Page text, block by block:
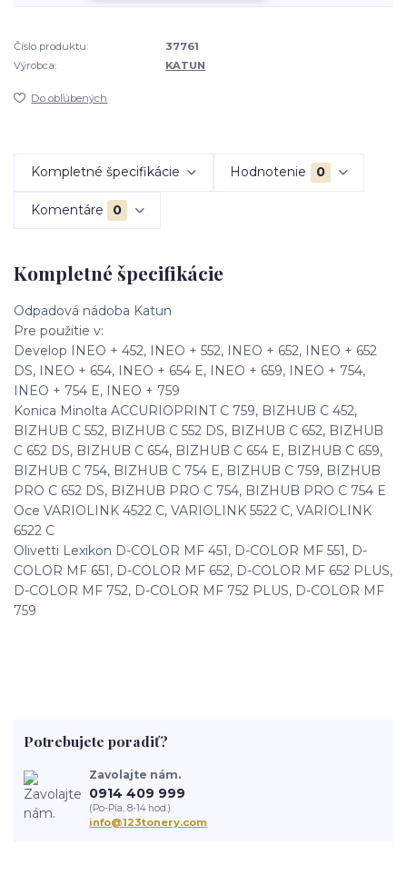
Číslo produktu:
37761
Výrobca:
KATUN
Do obľúbených
Kompletné špecifikácie Hodnotenie 0
Komentáre 0
Kompletné špecifikácie
Odpadová nádoba Katun
Pre použitie v:
Develop INEO + 452, INEO + 552, INEO + 652, INEO + 652
DS, INEO + 654, INEO + 654 E, INEO + 659, INEO + 754,
INEO + 754 E, INEO + 759
Konica Minolta ACCURIOPRINT C 759, BIZHUB C 452,
BIZHUB C 552, BIZHUB C 552 DS, BIZHUB C 652, BIZHUB
C 652 DS, BIZHUB C 654, BIZHUB C 654 E, BIZHUB C 659,
BIZHUB C 754, BIZHUB C 754 E, BIZHUB C 759, BIZHUB
PRO C 652 DS, BIZHUB PRO C 754, BIZHUB PRO C 754 E
Oce VARIOLINK 4522 C, VARIOLINK 5522 C, VARIOLINK
6522 C
Olivetti Lexikon D-COLOR MF 451, D-COLOR MF 551, D-
COLOR MF 651, D-COLOR MF 652, D-COLOR MF 652 PLUS,
D-COLOR MF 752, D-COLOR MF 752 PLUS, D-COLOR MF
759
Potrebujete poradiť?
Zavolajte nám.
0914 409 999
(Po-Pia, 8-14 hod.)
info@123tonery.com